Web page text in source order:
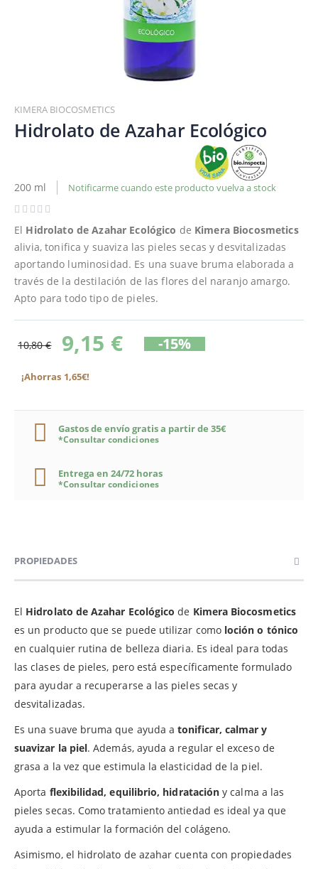
al
comienzo
de
de
KIMERA BIOCOSMETICS
Hidrolato de Azahar Ecológico
200 ml Notificarme cuando este producto vuelva a stock
El Hidrolato de Azahar Ecológico de Kimera Biocosmetics
alivia, tonifica y suaviza las pieles secas y desvitalizadas
aportando luminosidad. Es una suave bruma elaborada a
través de la destilación de las flores del naranjo amargo.
Apto para todo tipo de pieles.
10,80 € 9,15 € -15%
¡Ahorras 1,65€!
Gastos de envío gratis a partir de 35€
*Consultar condiciones
Entrega en 24/72 horas
*Consultar condiciones
PROPIEDADES
El Hidrolato de Azahar Ecológico de Kimera Biocosmetics
es un producto que se puede utilizar como loción o tónico
en cualquier rutina de belleza diaria. Es ideal para todas
las clases de pieles, pero está específicamente formulado
para ayudar a recuperarse a las pieles secas y
desvitalizadas.
Es una suave bruma que ayuda a tonificar, calmar y
suavizar la piel. Además, ayuda a regular el exceso de
grasa a la vez que estimula la elasticidad de la piel.
Aporta flexibilidad, equilibrio, hidratación y calma a las
pieles secas. Como tratamiento antiedad es ideal ya que
ayuda a estimular la formación del colágeno.
Asimismo, el hidrolato de azahar cuenta con propiedades